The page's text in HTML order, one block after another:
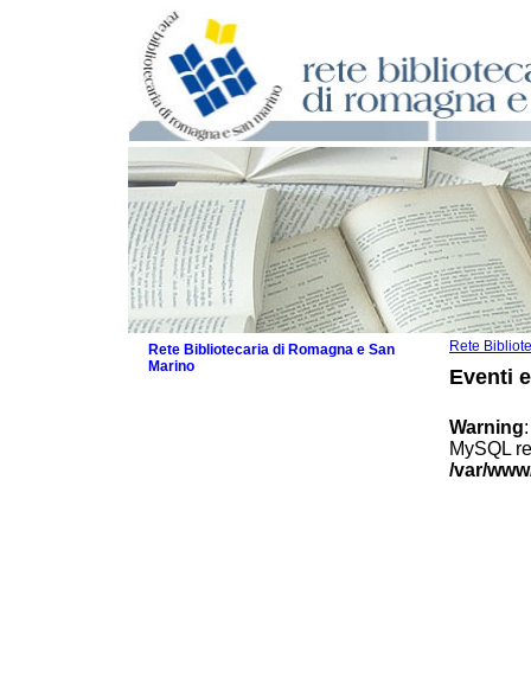
Rete
Eventi
Warning
MySQL
/var/
Rete Bibliotecaria di Romagna e San
Marino